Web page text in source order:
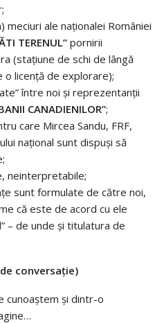
meciuri ale naționalei României
TERENUL” pornirii
(stațiune de schi de lângă
o licență de explorare);
între noi și reprezentanții
CANADIENILOR”;
care Mircea Sandu, FRF,
național sunt dispuși să
neinterpretabile;
sunt formulate de către noi,
că este de acord cu ele
– de unde și titulatura de
conversație)
cunoaștem și dintr-o